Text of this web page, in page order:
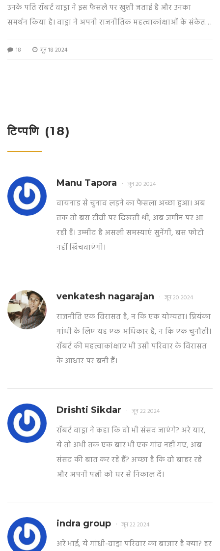
उनके पति रॉबर्ट वाड्रा ने इस फैसले पर खुशी जताई है और उनका
समर्थन किया है। वाड्रा ने अपनी राजनीतिक महत्वाकांक्षाओं के संकेत
देश को धार्मिक लाइनों पर विभाजित किया है।
18 जून 18 2024
टिप्पणि (18)
Manu Tapora जून 20 2024
वायनाड से चुनाव लड़ने का फैसला अच्छा हुआ। अब
तक तो बस टीवी पर दिखती थीं, अब जमीन पर आ
रही हैं। उम्मीद है असली समस्याएं सुनेंगी, बस फोटो
नहीं खिंचवाएंगी।
venkatesh nagarajan जून 20 2024
राजनीति एक विरासत है, न कि एक योग्यता। प्रियंका
गांधी के लिए यह एक अधिकार है, न कि एक चुनौती।
रॉबर्ट की महत्वाकांक्षाएं भी उसी परिवार के विरासत
के आधार पर बनी हैं।
Drishti Sikdar जून 22 2024
रॉबर्ट वाड्रा ने कहा कि वो भी संसद जाएंगे? अरे यार,
ये तो अभी तक एक बार भी एक गांव नहीं गए, अब
संसद की बात कर रहे हैं? अच्छा है कि वो बाहर रहे
और अपनी पत्नी को घर से निकाल दें।
indra group जून 22 2024
अरे भाई, ये गांधी-वाड्रा परिवार का बाजार है क्या? हर